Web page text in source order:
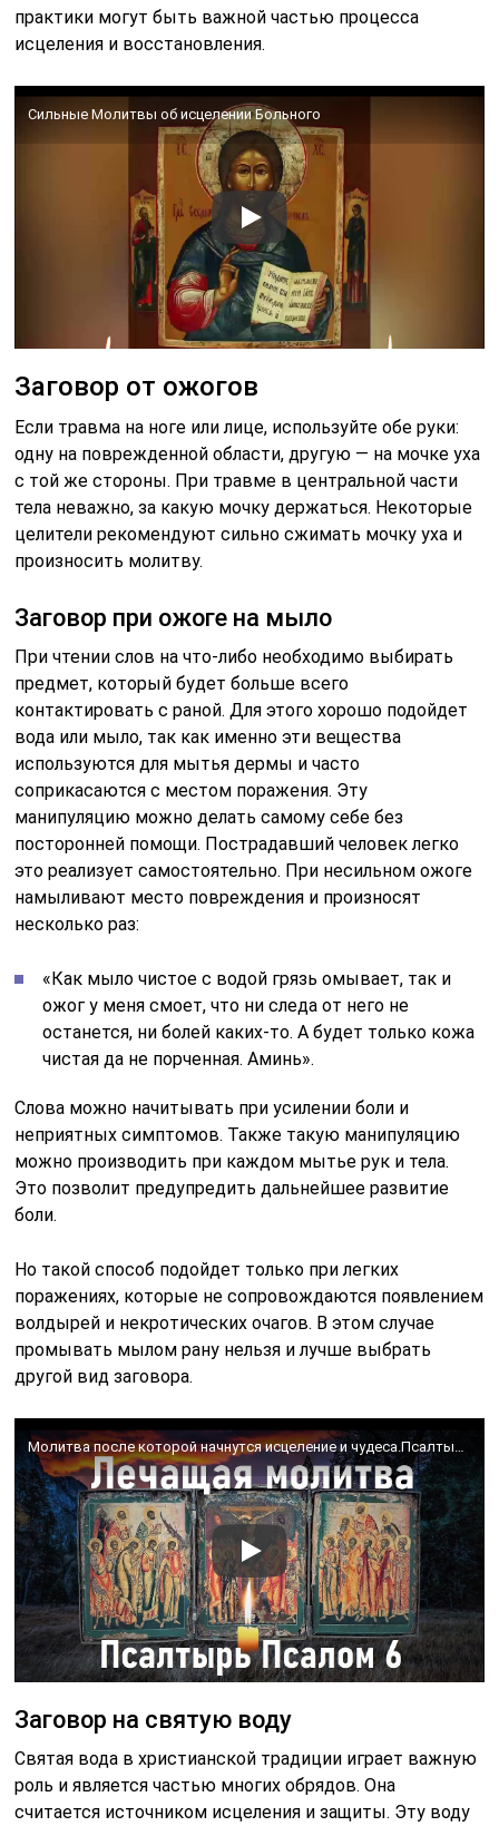
практики могут быть важной частью процесса
исцеления и восстановления.
Сильные Молитвы об исцелении Больного
Заговор от ожогов
Если травма на ноге или лице, используйте обе руки:
одну на поврежденной области, другую — на мочке уха
с той же стороны. При травме в центральной части
тела неважно, за какую мочку держаться. Некоторые
целители рекомендуют сильно сжимать мочку уха и
произносить молитву.
Заговор при ожоге на мыло
При чтении слов на что-либо необходимо выбирать
предмет, который будет больше всего
контактировать с раной. Для этого хорошо подойдет
вода или мыло, так как именно эти вещества
используются для мытья дермы и часто
соприкасаются с местом поражения. Эту
манипуляцию можно делать самому себе без
посторонней помощи. Пострадавший человек легко
это реализует самостоятельно. При несильном ожоге
намыливают место повреждения и произносят
несколько раз:
«Как мыло чистое с водой грязь омывает, так и
ожог у меня смоет, что ни следа от него не
останется, ни болей каких-то. А будет только кожа
чистая да не порченная. Аминь».
Слова можно начитывать при усилении боли и
неприятных симптомов. Также такую манипуляцию
можно производить при каждом мытье рук и тела.
Это позволит предупредить дальнейшее развитие
боли.
Но такой способ подойдет только при легких
поражениях, которые не сопровождаются появлением
волдырей и некротических очагов. В этом случае
промывать мылом рану нельзя и лучше выбрать
другой вид заговора.
Молитва после которой начнутся исцеление и чудеса.Псалтырь Псалом 6.
Заговор на святую воду
Святая вода в христианской традиции играет важную
роль и является частью многих обрядов. Она
считается источником исцеления и защиты. Эту воду